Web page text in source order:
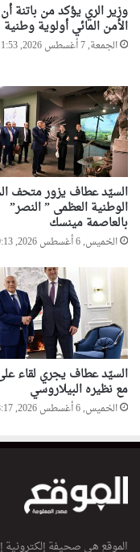
وزير الري يؤكد من باتنة
الأمن المائي أولوية وطنية
الجمعة, 7 أغسطس 2026, 11:53
السيّد عطاف يزور متحف
الوطنية العظمى ” النصر”
بالعاصمة مينسك
الخميس, 6 أغسطس 2026, 19:13
السيّد عطاف يجري لقاء
مع نظيره البيلاروسي
الخميس, 6 أغسطس 2026, 18:17
الموقع هي صحيفة إلكترونية